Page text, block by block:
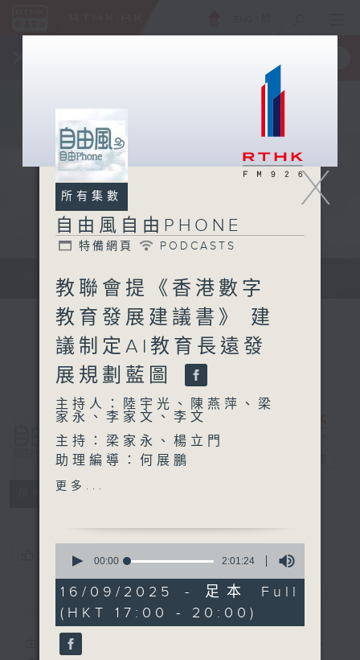
聲音更立體 意見更多元
所有集數
自由風自由
PHONE
您喜歡這個節目嗎?
簡介 GIST
主持人：陸宇光、陳燕萍、梁家永、李家文、
X
所有集數
自由風自由PHONE
特備網頁 PODCASTS
教聯會提《香港數字
教育發展建議書》 建
議制定AI教育長遠發
展規劃藍圖
主持人：陸宇光、陳燕萍、梁
家永、李家文、李文
主持：梁家永、楊立門
助理編導：何展鵬
編導：張璟瑩
更多...
seconds
2
hours,
1
minute,
24
seconds
00:00 2:01:24
16/09/2025 - 足本 Full
(HKT 17:00 - 20:00)